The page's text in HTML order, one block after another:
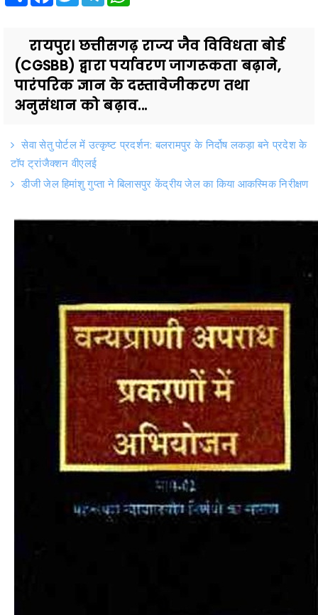
रायपुर। छत्तीसगढ़ राज्य जैव विविधता बोर्ड
(CGSBB) द्वारा पर्यावरण जागरूकता बढ़ाने,
पारंपरिक ज्ञान के दस्तावेजीकरण तथा
अनुसंधान को बढ़ाव...
सेवा सेतु पोर्टल में उत्कृष्ट प्रदर्शन: बलरामपुर के निर्दोष लकड़ा बने प्रदेश के
टॉप ट्रांजैक्शन वीएलई
डीजी जेल हिमांशु गुप्ता ने बिलासपुर केंद्रीय जेल का किया आकस्मिक निरीक्षण